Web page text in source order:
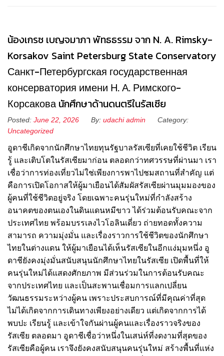
น้องเกรซ เบญจมาภา พัทธธรรม จาก N. A. Rimsky-
Korsakov Saint Petersburg State Conservatory
Санкт-Петербургская государственная
консерватория имени Н. А. Римского-
Корсакова นักศึกษาด้านดนตรีในรัสเซีย
Posted: June 22, 2026 By: udachi admin
Category:
Uncategorized
อูดาชีเกิดจากนักศึกษาไทยทุนรัฐบาลรัสเซียที่เคยใช้ชีวิต เรียน
รู้ และเติบโตในรัสเซียมาก่อน ตลอดกว่าทศวรรษที่ผ่านมา เรา
เชื่อว่าการท่องเที่ยวไม่ใช่เพียงการพาไปชมสถานที่สำคัญ แต่
คือการเปิดโอกาสให้ผู้มาเยือนได้สัมผัสรัสเซียผ่านมุมมองของ
ผู้คนที่ใช้ชีวิตอยู่จริง โดยเฉพาะคนรุ่นใหม่ที่กำลังสร้าง
อนาคตของตนเองในดินแดนหมีขาว ได้ร่วมต้อนรับคณะจาก
ประเทศไทย พร้อมบรรเลงไวโอลินเดี่ยว ถ่ายทอดทั้งความ
สามารถ ความมุ่งมั่น และเรื่องราวการใช้ชีวิตของนักศึกษา
ไทยในต่างแดน ให้ผู้มาเยือนได้เห็นรัสเซียในอีกแง่มุมหนึ่ง อู
ดาชียังคงมุ่งมั่นสนับสนุนนักศึกษาไทยในรัสเซีย เปิดพื้นที่ให้
คนรุ่นใหม่ได้แสดงศักยภาพ มีส่วนร่วมในการต้อนรับคณะ
จากประเทศไทย และเป็นสะพานเชื่อมการแลกเปลี่ยน
วัฒนธรรมระหว่างผู้คน เพราะประสบการณ์ที่มีคุณค่าที่สุด
ไม่ได้เกิดจากการเดินทางเพียงอย่างเดียว แต่เกิดจากการได้
พบปะ เรียนรู้ และเข้าใจกันผ่านผู้คนและเรื่องราวจริงของ
รัสเซีย ตลอดมา อูดาชีเชื่อว่าหนึ่งในเสน่ห์ที่งดงามที่สุดของ
รัสเซียคือผู้คน เราจึงยังคงสนับสนุนคนรุ่นใหม่ สร้างพื้นที่แห่ง